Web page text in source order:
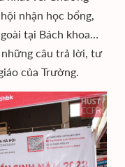
nhận học bổng,
tại Bách khoa…
câu trả lời, tư
của Trường.